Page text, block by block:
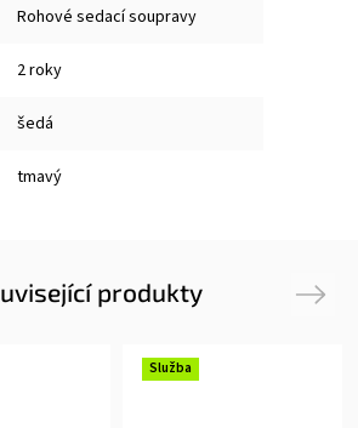
Rohové sedací soupravy
2 roky
šedá
tmavý
produkty
Služba
Next